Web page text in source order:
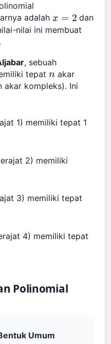
adalah x= dan
nilai ini membuat
, sebuah
tepatnakar
akar kompleks). Ini
1) memiliki tepat 1
2) memiliki
3) memiliki tepat
4) memiliki tepat
Polinomial
Umum